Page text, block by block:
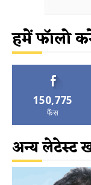
हमें फॉलो
150,775
फैंस
अन्य लेटेस्ट